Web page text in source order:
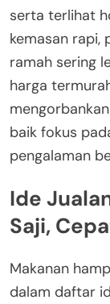
serta terlihat
kemasan rapi,
ramah sering
harga
baik fokus
pengalaman
Ide
Saji,
Makanan
dalam daftar